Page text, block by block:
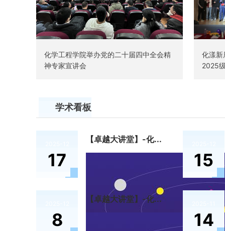
化学工程学院举办党的二十届四中全会精
神专家宣讲会
化漾
2025
学术看板
17
【卓越大讲堂】-化...
15
8
【卓越大讲堂】-化...
14